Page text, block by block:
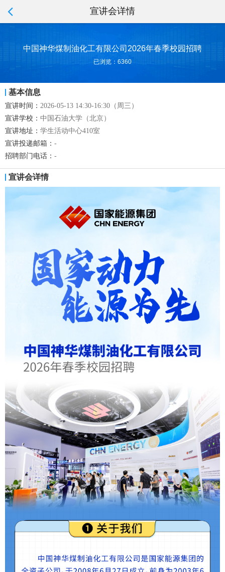
宣讲会详情
中国神华煤制油化工有限公司2026年春季校园招聘
已浏览：6360
基本信息
宣讲时间： 2026-05-13 14:30-16:30（周三）
宣讲学校： 中国石油大学（北京）
宣讲地址： 学生活动中心410室
宣讲投递邮箱： -
招聘部门电话： -
宣讲会详情